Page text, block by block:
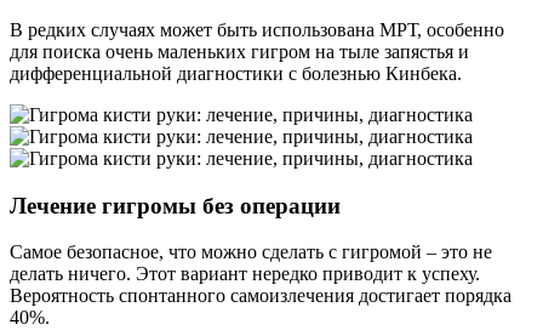
В редких случаях может быть использована МРТ, особенно
для поиска очень маленьких гигром на тыле запястья и
дифференциальной диагностики с болезнью Кинбека.
Лечение гигромы без операции
Самое безопасное, что можно сделать с гигромой – это не
делать ничего. Этот вариант нередко приводит к успеху.
Вероятность спонтанного самоизлечения достигает порядка
40%.